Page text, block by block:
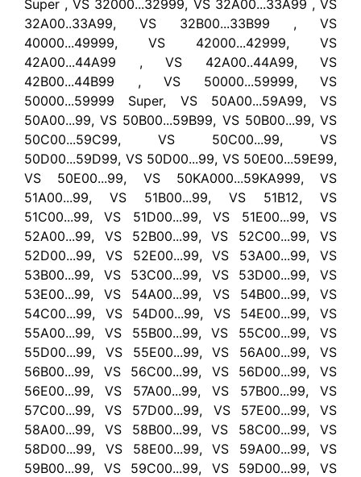
Super , VS 32000...32999, VS 32A00...33A99 , VS
32A00..33A99, VS 32B00...33B99 , VS
40000...49999, VS 42000...42999, VS
42A00...44A99 , VS 42A00..44A99, VS
42B00...44B99 , VS 50000...59999, VS
50000...59999 Super, VS 50A00...59A99, VS
50A00...99, VS 50B00...59B99, VS 50B00...99, VS
50C00...59C99, VS 50C00...99, VS
50D00...59D99, VS 50D00...99, VS 50E00...59E99,
VS 50E00...99, VS 50KA000...59KA999, VS
51A00...99, VS 51B00...99, VS 51B12, VS
51C00...99, VS 51D00...99, VS 51E00...99, VS
52A00...99, VS 52B00...99, VS 52C00...99, VS
52D00...99, VS 52E00...99, VS 53A00...99, VS
53B00...99, VS 53C00...99, VS 53D00...99, VS
53E00...99, VS 54A00...99, VS 54B00...99, VS
54C00...99, VS 54D00...99, VS 54E00...99, VS
55A00...99, VS 55B00...99, VS 55C00...99, VS
55D00...99, VS 55E00...99, VS 56A00...99, VS
56B00...99, VS 56C00...99, VS 56D00...99, VS
56E00...99, VS 57A00...99, VS 57B00...99, VS
57C00...99, VS 57D00...99, VS 57E00...99, VS
58A00...99, VS 58B00...99, VS 58C00...99, VS
58D00...99, VS 58E00...99, VS 59A00...99, VS
59B00...99, VS 59C00...99, VS 59D00...99, VS